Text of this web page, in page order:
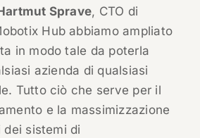
Sprave, CTO di
Hub abbiamo ampliato
in modo tale da poterla
azienda di qualsiasi
Tutto ciò che serve per il
e la massimizzazione
dei sistemi di